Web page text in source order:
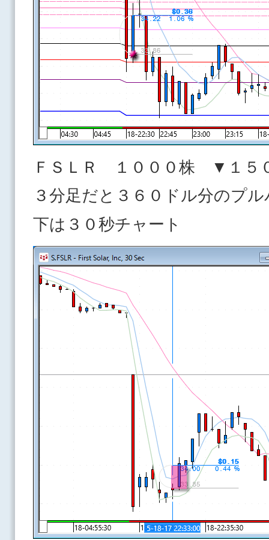
ＦＳＬＲ １０００株 ▼１５
３分足だと３６０ドル分のプ
下は３０秒チャート